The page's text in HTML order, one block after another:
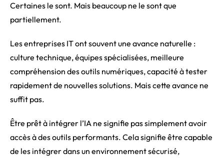
Certaines le sont. Mais beaucoup ne le sont que
partiellement.
Les entreprises IT ont souvent une avance naturelle :
culture technique, équipes spécialisées, meilleure
compréhension des outils numériques, capacité à tester
rapidement de nouvelles solutions. Mais cette avance ne
suffit pas.
Être prêt à intégrer l’IA ne signifie pas simplement avoir
accès à des outils performants. Cela signifie être capable
de les intégrer dans un environnement sécurisé,